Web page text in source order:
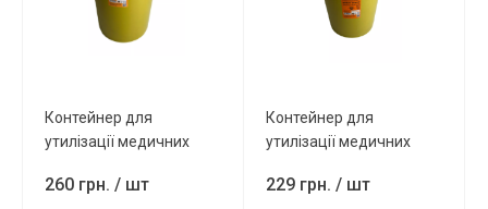
Контейнер для
утилізації медичних
260 грн. / шт
Контейнер для
утилізації медичних
229 грн. / шт